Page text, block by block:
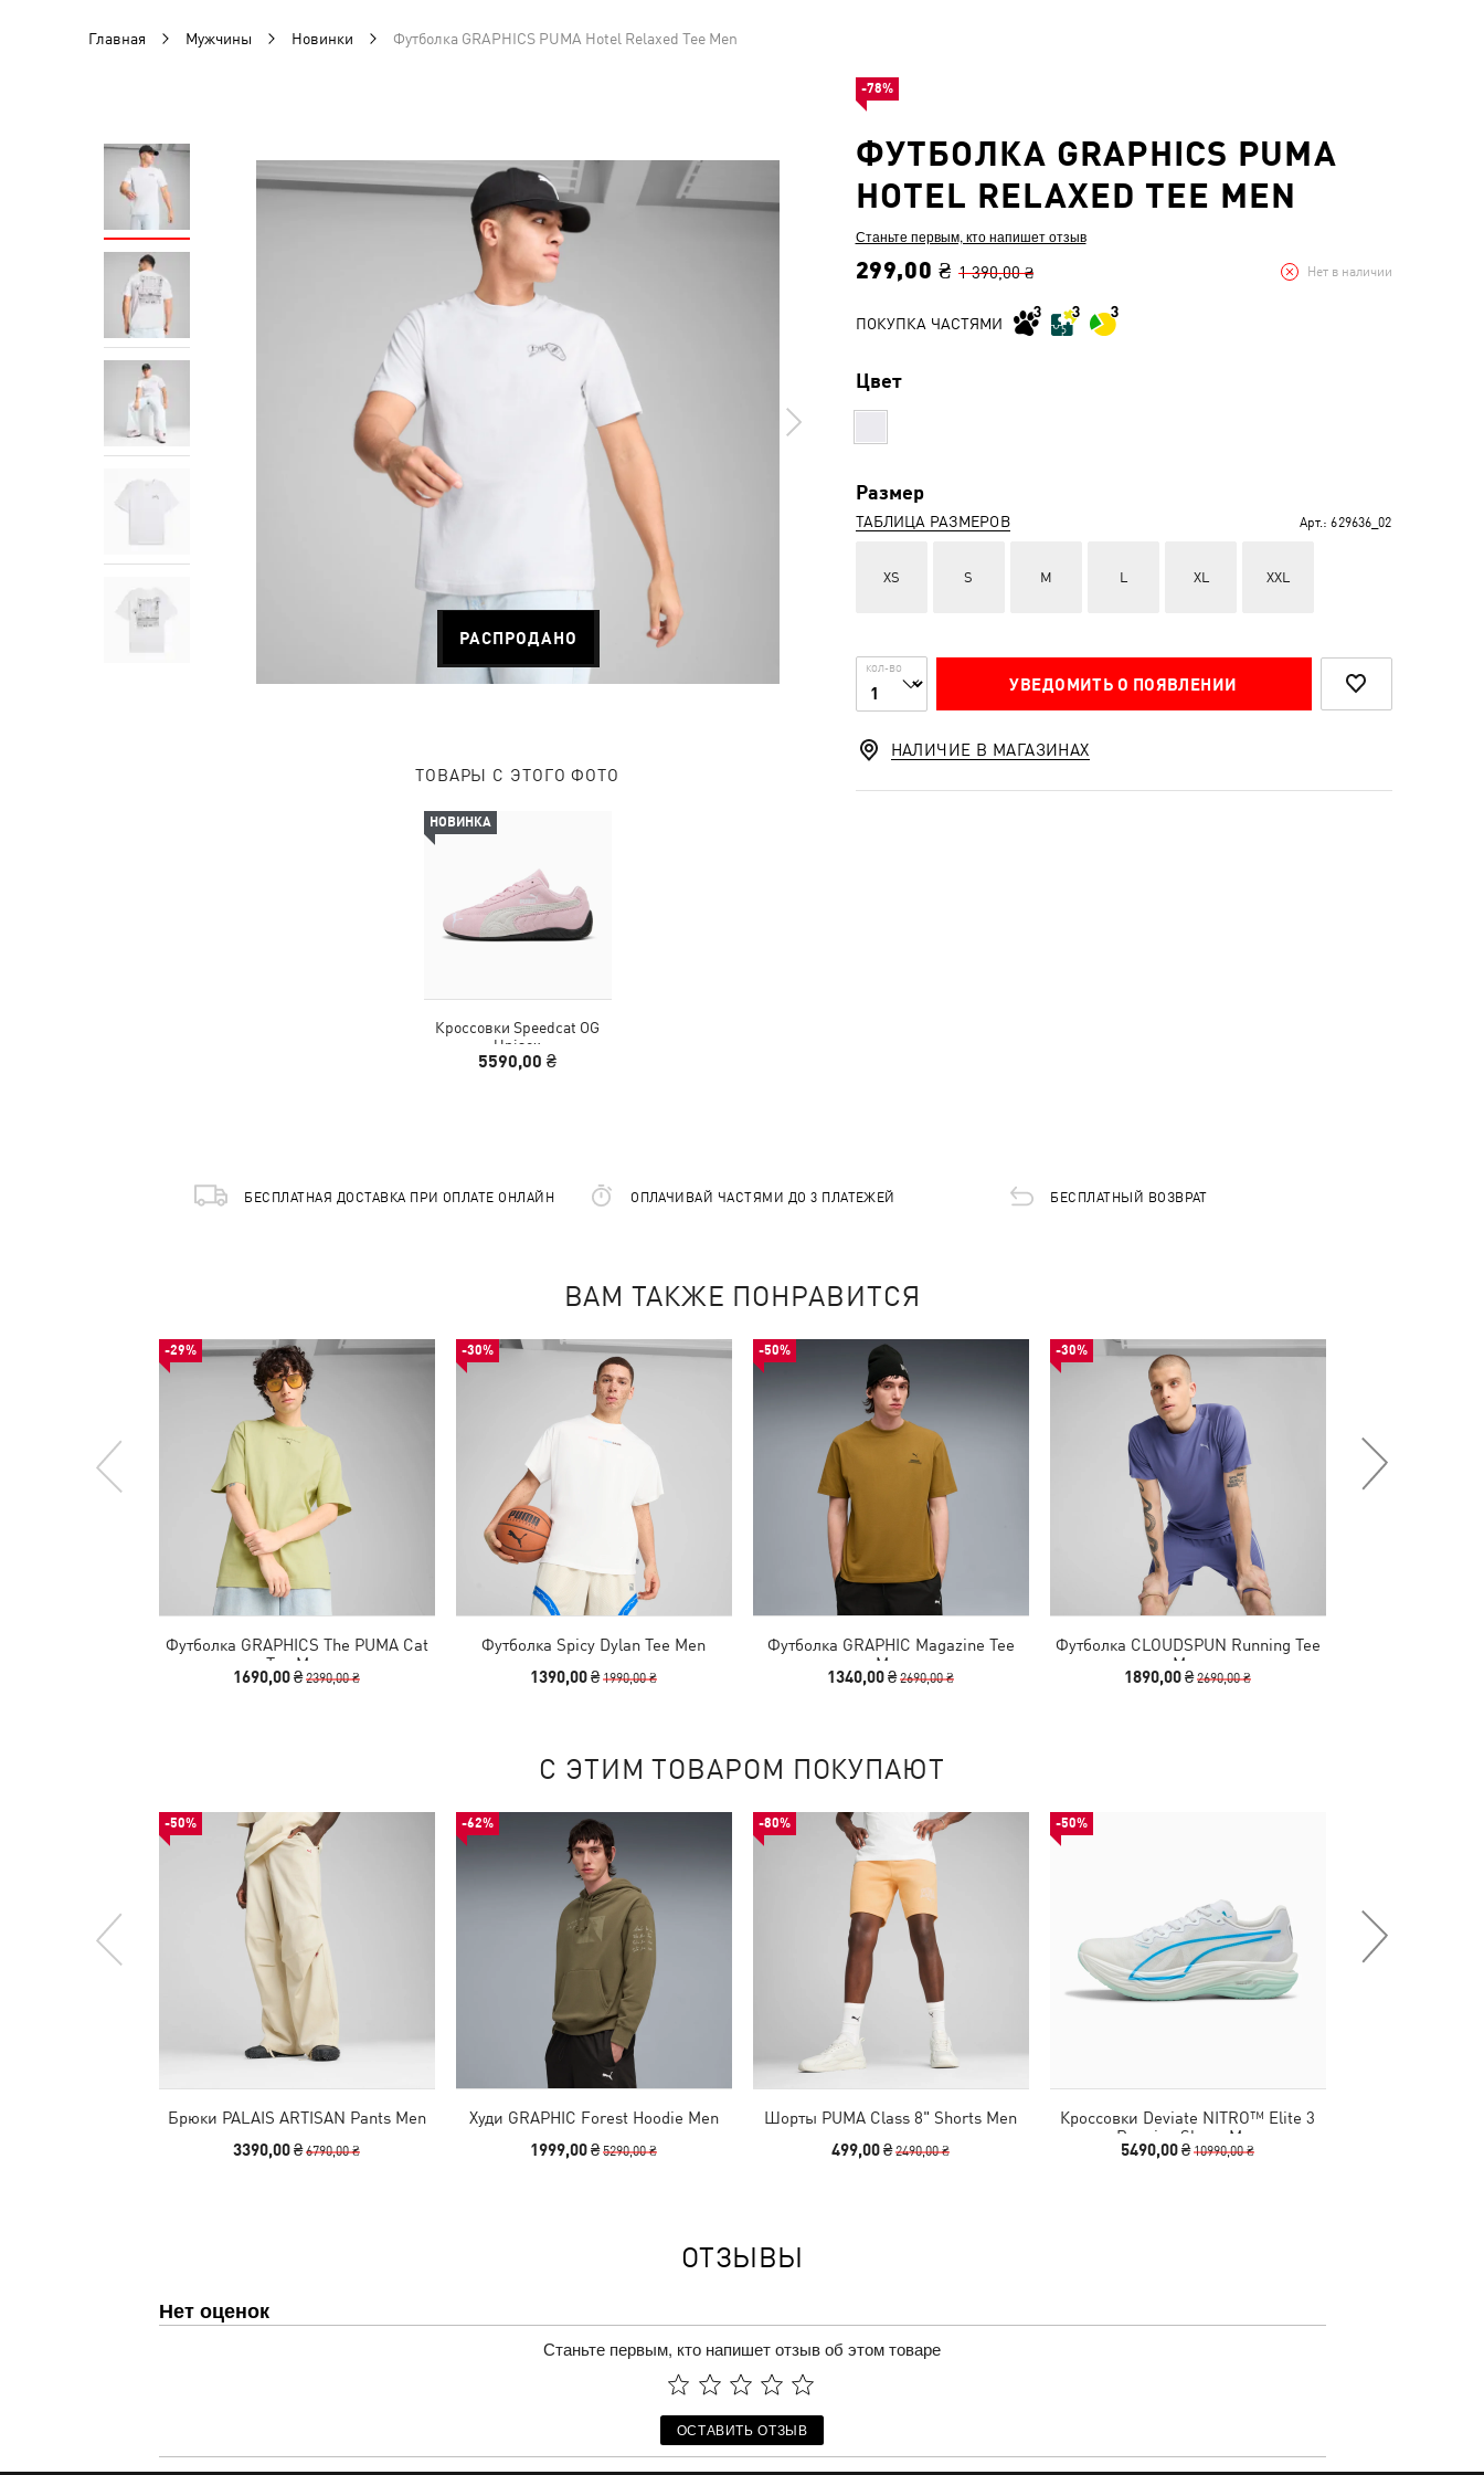
Главная Мужчины Новинки Футболка GRAPHICS PUMA Hotel Relaxed Tee Men
РАСПРОДАНО
ТОВАРЫ С ЭТОГО ФОТО
НОВИНКА
Кроссовки Speedcat OG
Unisex
5590,00 ₴
ФУТБОЛКА GRAPHICS PUMA
HOTEL RELAXED TEE MEN
Станьте первым, кто напишет отзыв
299,00 ₴ 1 390,00 ₴ Нет в наличии
ПОКУПКА ЧАСТЯМИ
Цвет
Размер
ТАБЛИЦА РАЗМЕРОВ Арт.: 629636_02
XS S M L XL XXL
КОЛ-ВО
УВЕДОМИТЬ О ПОЯВЛЕНИИ
-78%
НАЛИЧИЕ В МАГАЗИНАХ
БЕСПЛАТНАЯ ДОСТАВКА ПРИ ОПЛАТЕ ОНЛАЙН ОПЛАЧИВАЙ ЧАСТЯМИ ДО 3 ПЛАТЕЖЕЙ БЕСПЛАТНЫЙ ВОЗВРАТ
ВАМ ТАКЖЕ ПОНРАВИТСЯ
-29%
Футболка GRAPHICS The PUMA Cat
Tee Men
1690,00 ₴2390,00 ₴
-30%
Футболка Spicy Dylan Tee Men
1390,00 ₴1990,00 ₴
-50%
Футболка GRAPHIC Magazine Tee
Men
1340,00 ₴2690,00 ₴
-30%
Футболка CLOUDSPUN Running Tee
Men
1890,00 ₴2690,00 ₴
С ЭТИМ ТОВАРОМ ПОКУПАЮТ
-50%
Брюки PALAIS ARTISAN Pants Men
3390,00 ₴6790,00 ₴
-62%
Худи GRAPHIC Forest Hoodie Men
1999,00 ₴5290,00 ₴
-80%
Шорты PUMA Class 8" Shorts Men
499,00 ₴2490,00 ₴
-50%
Кроссовки Deviate NITRO™ Elite 3
Running Shoes Men
5490,00 ₴10990,00 ₴
ОТЗЫВЫ
Нет оценок
Станьте первым, кто напишет отзыв об этом товаре
ОСТАВИТЬ ОТЗЫВ